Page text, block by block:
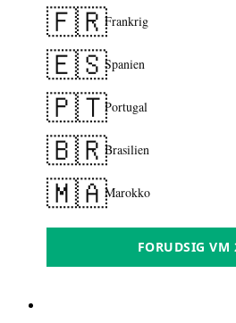
🇫🇷Frankrig
🇪🇸Spanien
🇵🇹Portugal
🇧🇷Brasilien
🇲🇦Marokko
FORUDSIG VM